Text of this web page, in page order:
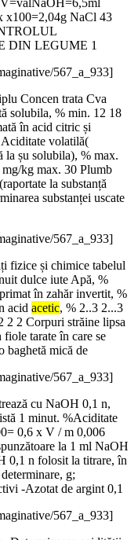
x100=2,04g NaCl 43
DIN LEGUME 1
567_a_933]
Concen trata Cva
solubila, % min. 12 18
în acid citric și
volatilă(
la șu solubila), % max.
kg max. 30 Plumb
la substanță
substanței uscate
567_a_933]
fizice și chimice tabelul
dulce iute Apă, %
în zahăr invertit, %
acid acetic, % 2..3 2...3
2 2 Corpuri străine lipsa
tarate în care se
baghetă mică de
567_a_933]
cu NaOH 0,1 n,
1 minut. %Aciditate
0,6 x V / m 0,006
la 1 ml NaOH
0,1 n folosit la titrare, în
g;
-Azotat de argint 0,1
567_a_933]